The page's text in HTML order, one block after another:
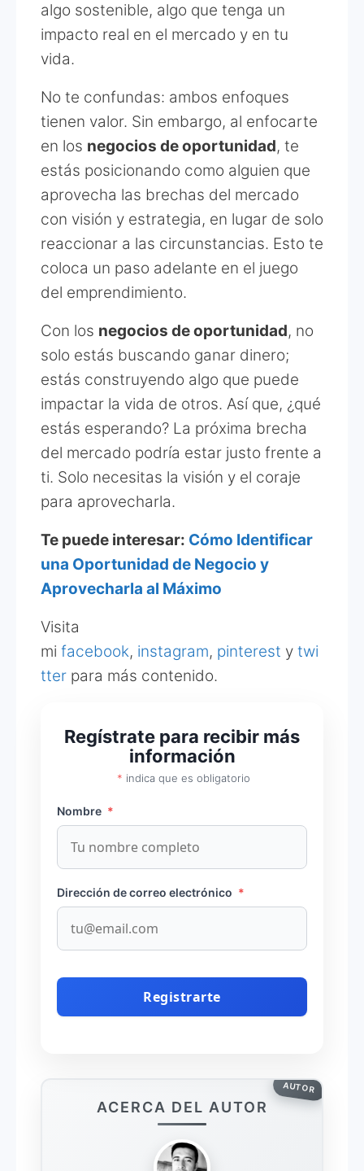
algo sostenible, algo que tenga un
impacto real en el mercado y en tu
vida.
No te confundas: ambos enfoques
tienen valor. Sin embargo, al enfocarte
en los negocios de oportunidad, te
estás posicionando como alguien que
aprovecha las brechas del mercado
con visión y estrategia, en lugar de solo
reaccionar a las circunstancias. Esto te
coloca un paso adelante en el juego
del emprendimiento.
Con los negocios de oportunidad, no
solo estás buscando ganar dinero;
estás construyendo algo que puede
impactar la vida de otros. Así que, ¿qué
estás esperando? La próxima brecha
del mercado podría estar justo frente a
ti. Solo necesitas la visión y el coraje
para aprovecharla.
Te puede interesar: Cómo Identificar
una Oportunidad de Negocio y
Aprovecharla al Máximo
Visita
mi facebook, instagram, pinterest y twi
tter para más contenido.
Regístrate para recibir más
información
* indica que es obligatorio
Nombre *
Dirección de correo electrónico *
AUTOR
ACERCA DEL AUTOR